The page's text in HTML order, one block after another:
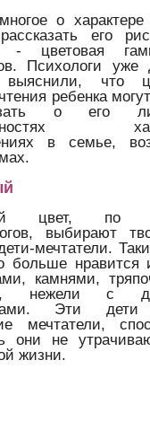
о характере
его
- цветовая
Психологи уже
выяснили, что
ребенка
о его
в семье,
цвет, по
выбирают
мечтатели.
больше нравится
камнями,
нежели с
Эти
мечтатели,
они не
жизни.